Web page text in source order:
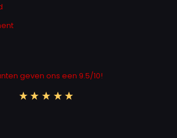
geven ons een 9.5/10!